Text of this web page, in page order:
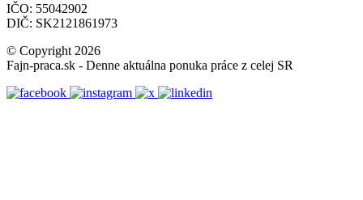
IČO: 55042902
DIČ: SK2121861973
© Copyright 2026
Fajn-praca.sk - Denne aktuálna ponuka práce z celej SR